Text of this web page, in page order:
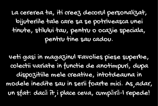
La cererea ta, iti creez decorul personalizat,
bijuteriile tale care sa se potriveasca unei
tinute, stilului tau, pentru o ocazie speciala,
pentru tine sau cadou.
veti gasi in magazinul Favolies piese superbe,
colectii variate in functie de anotimpuri, dupa
dispozitiile mele creative, intotdeauna in
modele inedite sau in serii foarte mici. Așadar,
un sfat: dacă îți place ceva, cumpără-l repede!